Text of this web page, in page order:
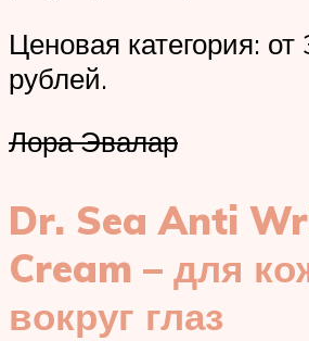
Ценовая категория:
рублей.
Лора Эвалар
Dr. Sea Anti
Cream – для
вокруг глаз